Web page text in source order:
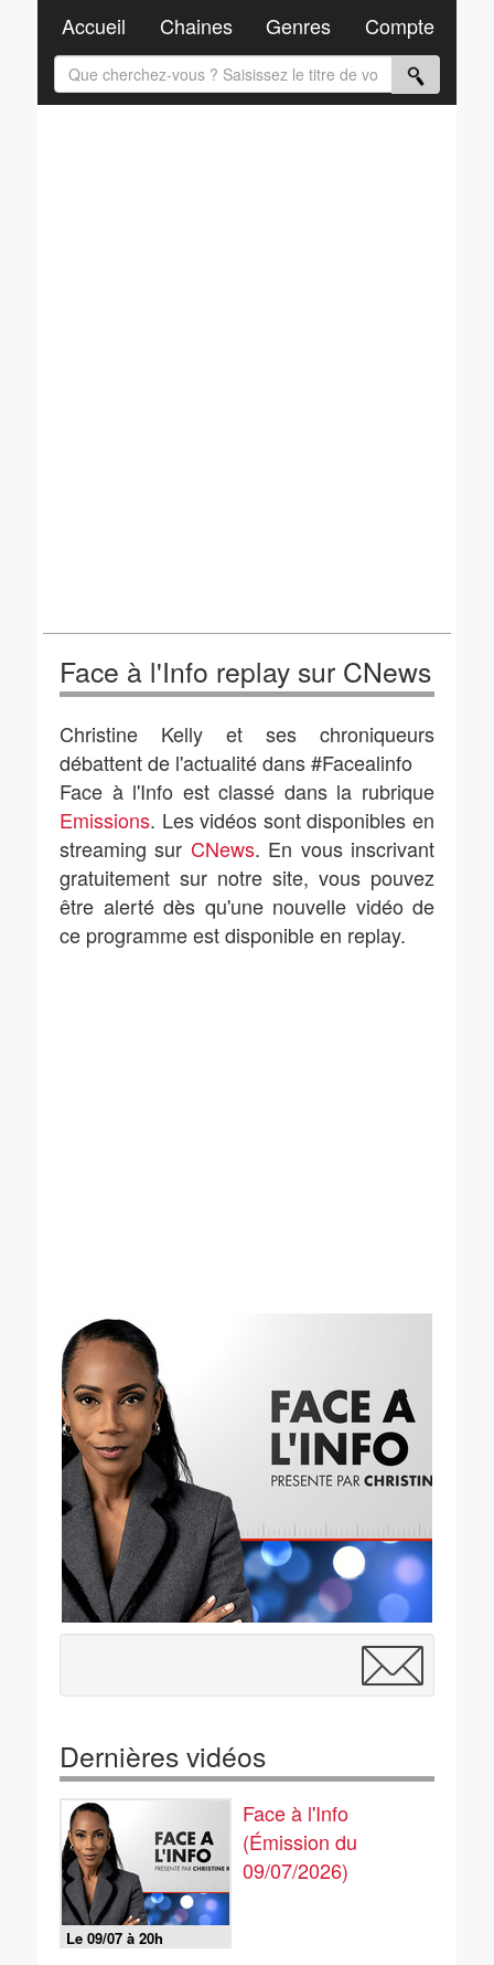
Face à l'Info replay sur CNews
Christine Kelly et ses chroniqueurs
débattent de l'actualité dans #Facealinfo
Face à l'Info est classé dans la rubrique
Emissions. Les vidéos sont disponibles en
streaming sur CNews. En vous inscrivant
gratuitement sur notre site, vous pouvez
être alerté dès qu'une nouvelle vidéo de
ce programme est disponible en replay.
Dernières vidéos
Le 09/07 à 20h
Face à l'Info
(Émission du
09/07/2026)
Accueil Chaines Genres Compte